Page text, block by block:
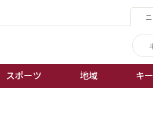
スポーツ 地域 キ